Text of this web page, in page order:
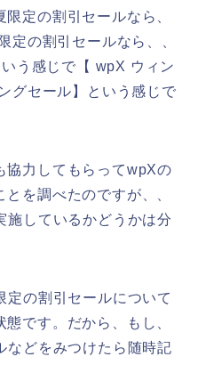
定の割引セールなら、
定の割引セールなら、、
う感じで【 wpX ウィン
グセール】という感じで
協力してもらってwpXの
を調べたのですが、、
施しているかどうかは分
定の割引セールについて
です。だから、もし、
などをみつけたら随時記